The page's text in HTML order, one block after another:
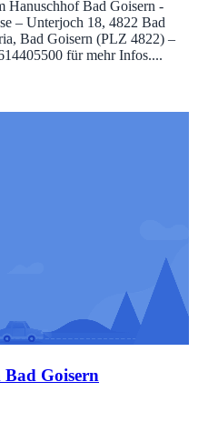
Hanuschhof Bad Goisern -
– Unterjoch 18, 4822 Bad
Bad Goisern (PLZ 4822) –
für mehr Infos....
Bad Goisern